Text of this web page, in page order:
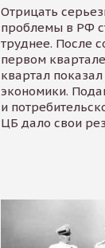
Отрицать
проблемы в РФ
труднее. После
первом
квартал
экономики.
и
ЦБ дало свои